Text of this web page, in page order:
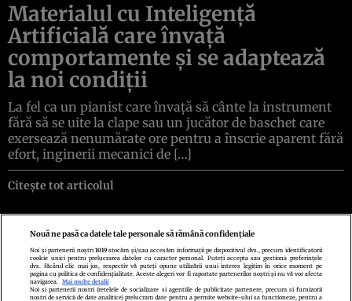
Materialul cu Inteligență
Artificială care învață
comportamente și se adaptează
la noi condiții
La fel ca un pianist care învață să cânte la instrument
fără să se uite la clape sau un jucător de baschet care
exersează nenumărate ore pentru a înscrie aparent fără
efort, inginerii mecanici de […]
Citește tot articolul
Politica de confidenţialitatePolitica de cookiesTermeni şi condiţii
Echipa redacționalăContactSetări Cookies
Nouă ne pasă ca datele tale personale să rămână confidențiale
Noi și partenerii noștri1019 stocăm și/sau accesăm informații pe dispozitivul dvs., precum identificatorii
cookie unici pentru prelucrarea datelor cu caracter personal. Puteți accepta sau gestiona preferințele
dvs. făcând clic mai jos, respectiv vă puteți opune utilizării unui interes legitim în orice moment pe
pagina cu politica de confidențialitate. Aceste alegeri vor fi raportate partenerilor noștri și nu vă vor afecta
navigarea.
Mai multe detalii
Noi si partenerii nostri (retelele de socializare si agentiile de publicitate partenere, precum si furnizorii
nostri de servicii de date analitice) prelucram date pentru a permite website-ului sa functioneze, pentru a